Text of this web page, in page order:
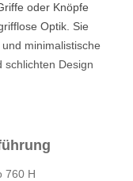
oder Knöpfe
Optik. Sie
minimalistische
schlichten Design
760 H